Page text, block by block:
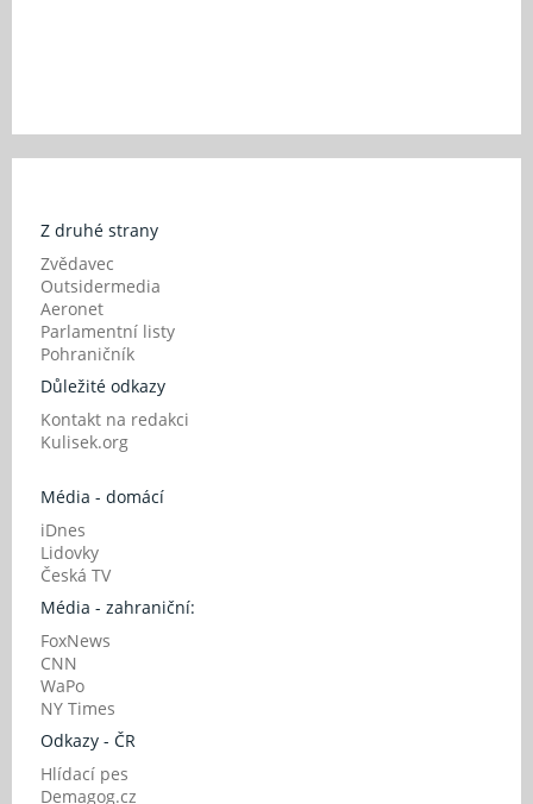
Z druhé strany
Zvědavec
Outsidermedia
Aeronet
Parlamentní listy
Pohraničník
Důležité odkazy
Kontakt na redakci
Kulisek.org
Média - domácí
iDnes
Lidovky
Česká TV
Média - zahraniční:
FoxNews
CNN
WaPo
NY Times
Odkazy - ČR
Hlídací pes
Demagog.cz